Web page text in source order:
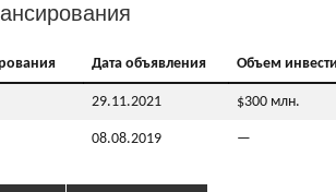
Дата объявления Объем
29.11.2021 $300 млн.
08.08.2019 —